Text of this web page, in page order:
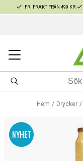
FRI FRAKT FRÅN 499 KR
Hem Drycker